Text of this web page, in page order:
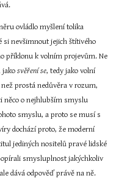
ovládlo myšlení tolika
nevšimnout jejich štítivého
příklonu k volním projevům. Ne
jako svěření se, tedy jako volní
prostá nedůvěra v rozum,
něco o nejhlubším smyslu
smyslu, a proto se musí s
dochází proto, že moderní
jediných nositelů pravé lidské
smysluplnost jakýchkoliv
dává odpověď právě na ně.